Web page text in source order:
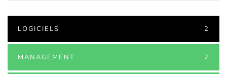
LOGICIELS 2
MANAGEMENT 2